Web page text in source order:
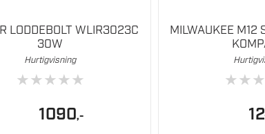
LODDEBOLT WLIR3023C
30W
Hurtigvisning
★★★★★
1090,-
MILWAUKEE M12
★★★